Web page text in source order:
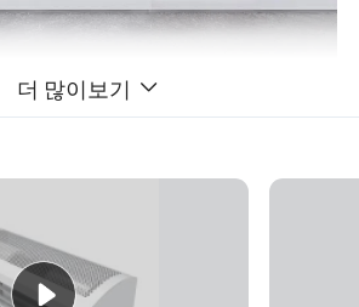
더 많이보기